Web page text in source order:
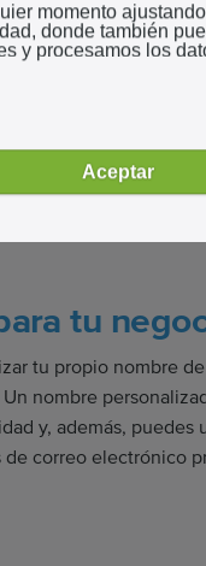
tu
tu propio nombre
nombre
y, además, puedes
de correo electrónico
momento
donde también
y procesamos los
Aceptar